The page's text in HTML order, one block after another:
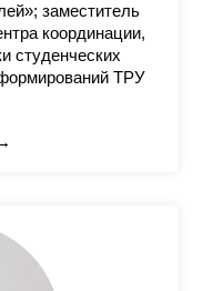
заместитель
координации,
студенческих
ТРУ